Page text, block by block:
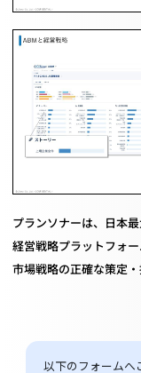
プランソナーは、日本
経営戦略プラットフォー
市場戦略の正確な策定